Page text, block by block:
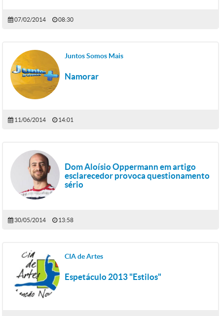
07/02/2014 08:30
Juntos Somos Mais
Namorar
11/06/2014 14:01
Dom Aloísio Oppermann em artigo
esclarecedor provoca questionamento
sério
30/05/2014 13:58
CIA de Artes
Espetáculo 2013 "Estilos"